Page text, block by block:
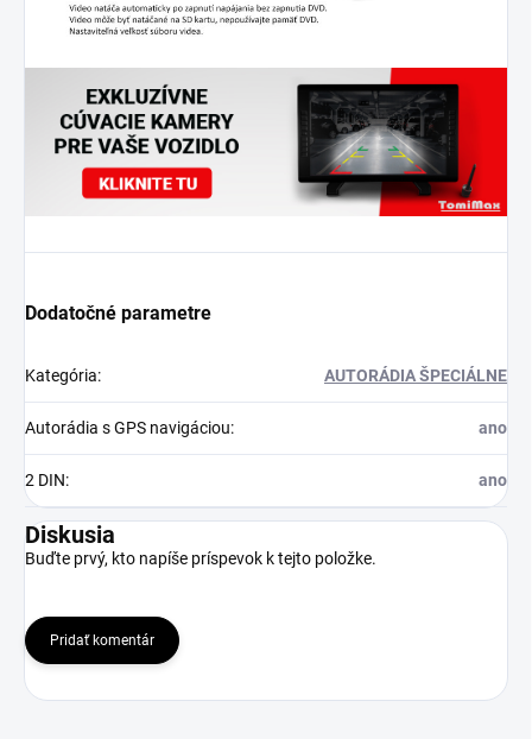
Dodatočné parametre
Kategória: AUTORÁDIA ŠPECIÁLNE
Autorádia s GPS navigáciou: ano
2 DIN: ano
Diskusia
Buďte prvý, kto napíše príspevok k tejto položke.
Pridať komentár